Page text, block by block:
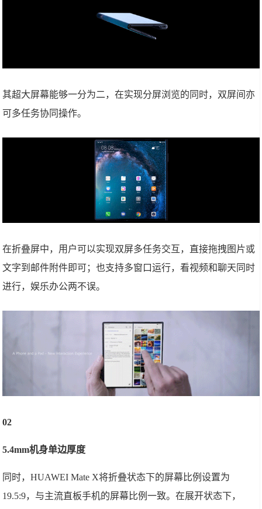
其超大屏幕能够一分为二，在实现分屏浏览的同时，双屏间亦
可多任务协同操作。
在折叠屏中，用户可以实现双屏多任务交互，直接拖拽图片或
文字到邮件附件即可；也支持多窗口运行，看视频和聊天同时
进行，娱乐办公两不误。
02
5.4mm机身单边厚度
同时，HUAWEI Mate X将折叠状态下的屏幕比例设置为
19.5:9，与主流直板手机的屏幕比例一致。在展开状态下，